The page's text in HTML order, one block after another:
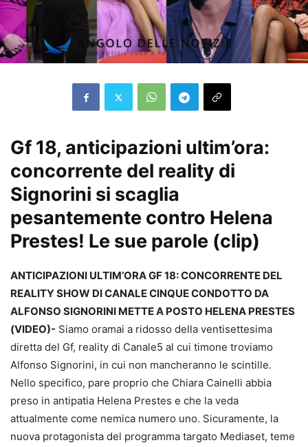
Gf 18, anticipazioni ultim’ora:
concorrente del reality di
Signorini si scaglia
pesantemente contro Helena
Prestes! Le sue parole (clip)
ANTICIPAZIONI ULTIM’ORA GF 18: CONCORRENTE DEL
REALITY SHOW DI CANALE CINQUE CONDOTTO DA
ALFONSO SIGNORINI METTE A POSTO HELENA PRESTES
(VIDEO)- Siamo oramai a ridosso della ventisettesima
diretta del Gf, reality di Canale5 al cui timone troviamo
Alfonso Signorini, in cui non mancheranno le scintille.
Nello specifico, pare proprio che Chiara Cainelli abbia
preso in antipatia Helena Prestes e che la veda
attualmente come nemica numero uno. Sicuramente, la
nuova protagonista del programma targato Mediaset, teme